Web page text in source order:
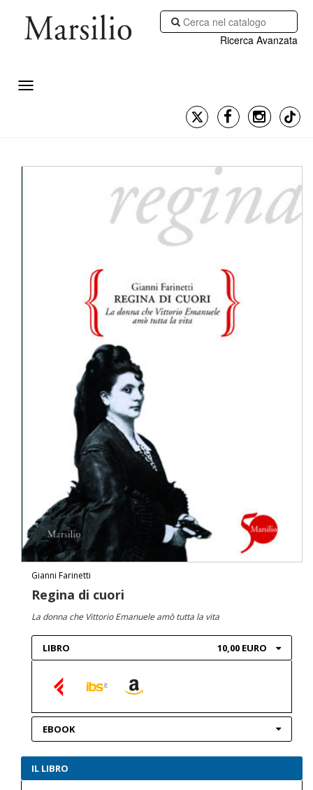
Ricerca Avanzata
Gianni Farinetti
Regina di cuori
La donna che Vittorio Emanuele amò tutta la vita
LIBRO 10,00 EURO
EBOOK
IL LIBRO